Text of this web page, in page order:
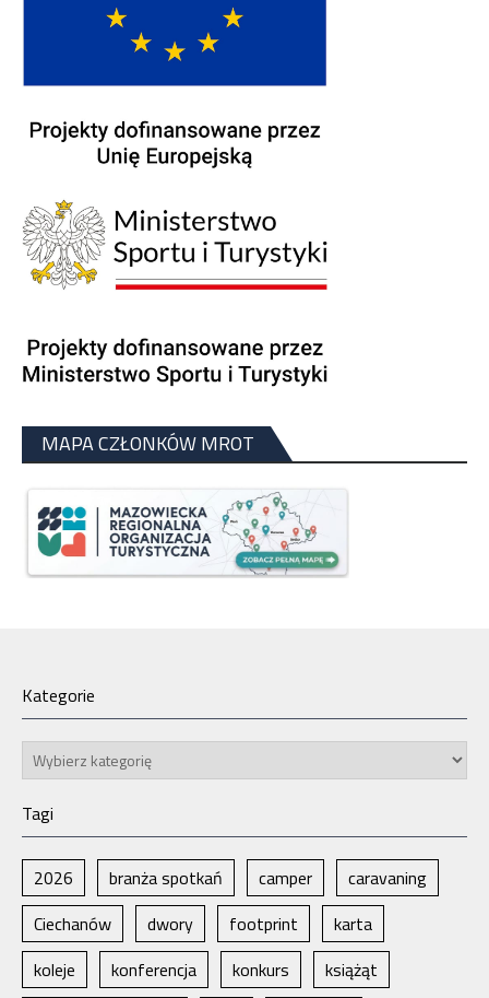
MAPA CZŁONKÓW MROT
Kategorie
Kategorie
Tagi
2026 branża spotkań camper
caravaning
Ciechanów
dwory footprint
karta
koleje
konferencja konkurs
książąt